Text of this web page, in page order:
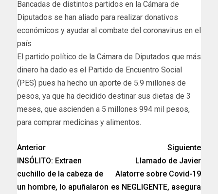
Bancadas de distintos partidos en la Cámara de
Diputados se han aliado para realizar donativos
económicos y ayudar al combate del coronavirus en el
país
El partido político de la Cámara de Diputados que más
dinero ha dado es el Partido de Encuentro Social
(PES) pues ha hecho un aporte de 5.9 millones de
pesos, ya que ha decidido destinar sus dietas de 3
meses, que ascienden a 5 millones 994 mil pesos,
para comprar medicinas y alimentos.
Anterior
INSÓLITO: Extraen
cuchillo de la cabeza de
un hombre, lo apuñalaron
Siguiente
Llamado de Javier
Alatorre sobre Covid-19
es NEGLIGENTE, asegura